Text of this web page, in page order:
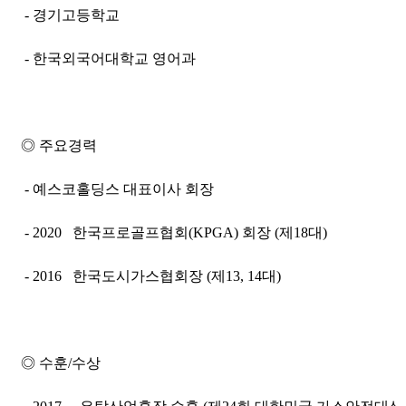
- 경기 고등학교
- 한국외국어대학교 영어과
◎ 주요경력
- 예스코홀딩스 대표이사 회장
- 2020 한국프로골프협회(KPGA) 회장 (제18대)
- 2016 한국도시가스협회장 (제13, 14대)
◎ 수훈/수상